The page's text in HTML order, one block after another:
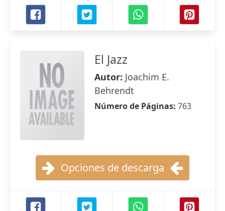
El Jazz
Autor: Joachim E.
Behrendt
Número de Páginas: 763
Opciones de descarga